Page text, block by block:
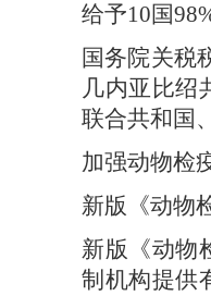
给予10国
国务院关税
几内亚比绍
联合共和国
加强动物检
新版《动物
新版《动物
制机构提供